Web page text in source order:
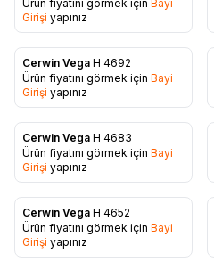
Favorilere Ekle
Ürün fiyatını görmek için Bayi
Girişi yapınız
Favorilere Ekle
Cerwin Vega H 4692
Ürün fiyatını görmek için Bayi
Girişi yapınız
Favorilere Ekle
Cerwin Vega H 4683
Ürün fiyatını görmek için Bayi
Girişi yapınız
Favorilere Ekle
Cerwin Vega H 4652
Ürün fiyatını görmek için Bayi
Girişi yapınız